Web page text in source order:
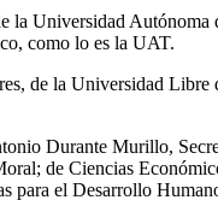
la Universidad
como lo es la UAT.
de la Universidad
Durante Murillo,
de Ciencias
para el Desarrollo